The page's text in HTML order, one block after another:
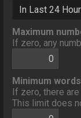
Maximum
If zero, any
Minimum
If zero, there
This limit does